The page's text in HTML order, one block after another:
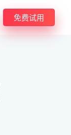
免费试用